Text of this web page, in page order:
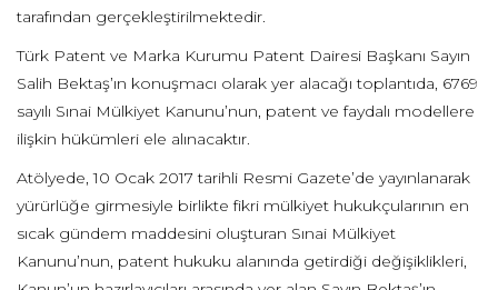
tarafından gerçekleştirilmektedir.
Türk Patent ve Marka Kurumu Patent Dairesi Başkanı Sayın
Salih Bektaş’ın konuşmacı olarak yer alacağı toplantıda, 6769
sayılı Sınai Mülkiyet Kanunu’nun, patent ve faydalı modellere
ilişkin hükümleri ele alınacaktır.
Atölyede, 10 Ocak 2017 tarihli Resmi Gazete’de yayınlanarak
yürürlüğe girmesiyle birlikte fikri mülkiyet hukukçularının en
sıcak gündem maddesini oluşturan Sınai Mülkiyet
Kanunu’nun, patent hukuku alanında getirdiği değişiklikleri,